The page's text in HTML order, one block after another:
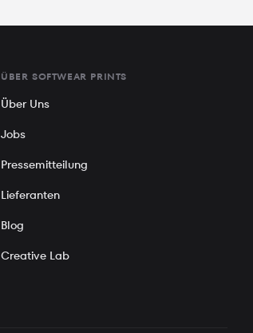
ÜBER SOFTWEAR PRINTS
Über Uns
Jobs
Pressemitteilung
Lieferanten
Blog
Creative Lab